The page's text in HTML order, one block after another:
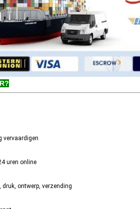
vervaardigen
uren online
ontwerp, verzending